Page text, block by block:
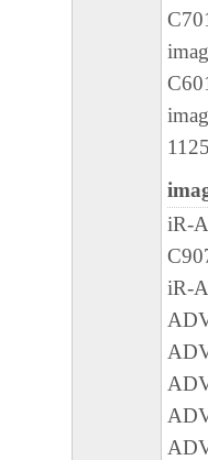
７．保証の
(1) 「本ソ
諾されます
ンの子会社
たは販売店
品性および
保証も、明
(2) キヤノ
社、キヤノ
店のいずれ
から生ずる
または付随
損害を言い
iR-
iR-